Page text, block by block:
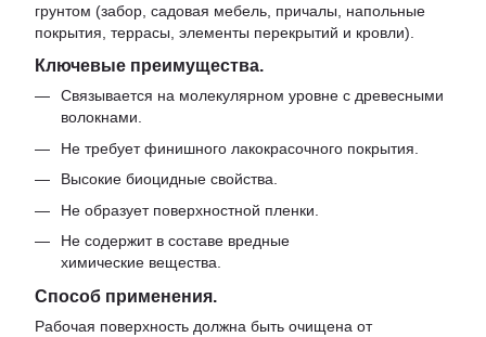
грунтом (забор, садовая мебель, причалы, напольные
покрытия, террасы, элементы перекрытий и кровли).
Ключевые преимущества.
Связывается на молекулярном уровне с древесными
волокнами.
Не требует финишного лакокрасочного покрытия.
Высокие биоцидные свойства.
Не образует поверхностной пленки.
Не содержит в составе вредные
химические вещества.
Способ применения.
Рабочая поверхность должна быть очищена от